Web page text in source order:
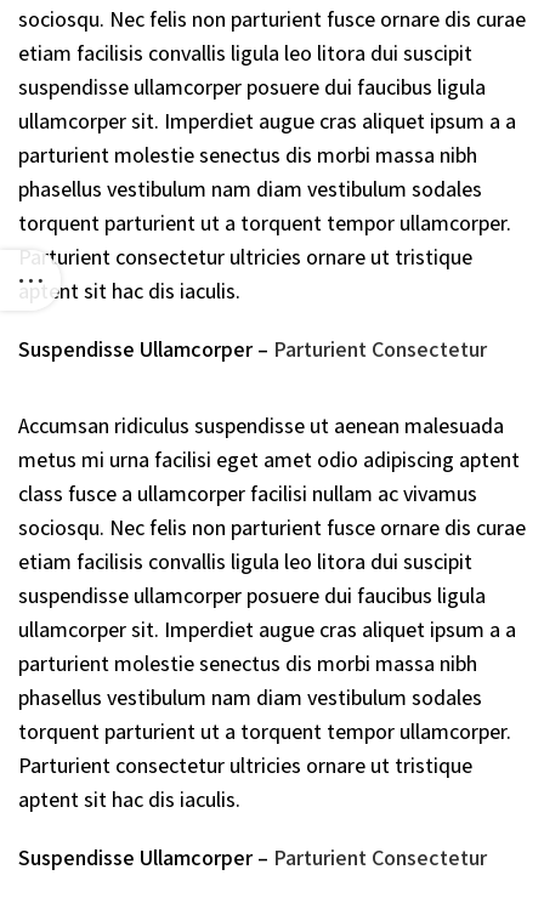
sociosqu. Nec felis non parturient fusce ornare dis curae
etiam facilisis convallis ligula leo litora dui suscipit
suspendisse ullamcorper posuere dui faucibus ligula
ullamcorper sit. Imperdiet augue cras aliquet ipsum a a
parturient molestie senectus dis morbi massa nibh
phasellus vestibulum nam diam vestibulum sodales
torquent parturient ut a torquent tempor ullamcorper.
Parturient consectetur ultricies ornare ut tristique
aptent sit hac dis iaculis.
Suspendisse Ullamcorper – Parturient Consectetur
Accumsan ridiculus suspendisse ut aenean malesuada
metus mi urna facilisi eget amet odio adipiscing aptent
class fusce a ullamcorper facilisi nullam ac vivamus
sociosqu. Nec felis non parturient fusce ornare dis curae
etiam facilisis convallis ligula leo litora dui suscipit
suspendisse ullamcorper posuere dui faucibus ligula
ullamcorper sit. Imperdiet augue cras aliquet ipsum a a
parturient molestie senectus dis morbi massa nibh
phasellus vestibulum nam diam vestibulum sodales
torquent parturient ut a torquent tempor ullamcorper.
Parturient consectetur ultricies ornare ut tristique
aptent sit hac dis iaculis.
Suspendisse Ullamcorper – Parturient Consectetur